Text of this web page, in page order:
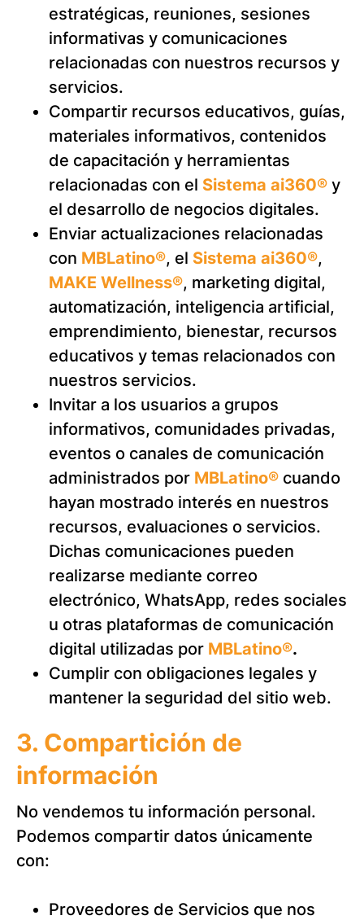
estratégicas, reuniones, sesiones
informativas y comunicaciones
relacionadas con nuestros recursos y
servicios.
Compartir recursos educativos, guías,
materiales informativos, contenidos
de capacitación y herramientas
relacionadas con el Sistema ai360® y
el desarrollo de negocios digitales.
Enviar actualizaciones relacionadas
con MBLatino®, el Sistema ai360®,
MAKE Wellness®, marketing digital,
automatización, inteligencia artificial,
emprendimiento, bienestar, recursos
educativos y temas relacionados con
nuestros servicios.
Invitar a los usuarios a grupos
informativos, comunidades privadas,
eventos o canales de comunicación
administrados por MBLatino® cuando
hayan mostrado interés en nuestros
recursos, evaluaciones o servicios.
Dichas comunicaciones pueden
realizarse mediante correo
electrónico, WhatsApp, redes sociales
u otras plataformas de comunicación
digital utilizadas por MBLatino®.
Cumplir con obligaciones legales y
mantener la seguridad del sitio web.
3. Compartición de
información
No vendemos tu información personal.
Podemos compartir datos únicamente
con:
Proveedores de Servicios que nos